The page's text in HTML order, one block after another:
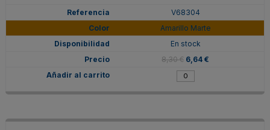
V68304
Amarillo Marte
En stock
8,30 € 6,64 €